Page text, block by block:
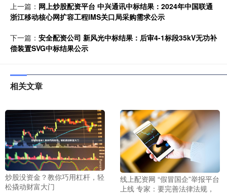
上一篇： 网上炒股配资平台 中兴通讯中标结果：2024年中国联通
浙江移动核心网扩容工程IMS关口局采购需求公示
下一篇： 安全配资公司 新风光中标结果：后审4-1标段35kV无功补
偿装置SVG中标结果公示
相关文章
炒股没资金？教你巧用杠杆，轻
松撬动财富大门
线上配资网 “假冒国企”举报平台
上线 专家：要完善法律法规，